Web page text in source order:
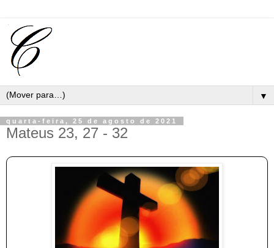
▼
quarta-feira, 25 de agosto de 2021
Mateus 23, 27 - 32